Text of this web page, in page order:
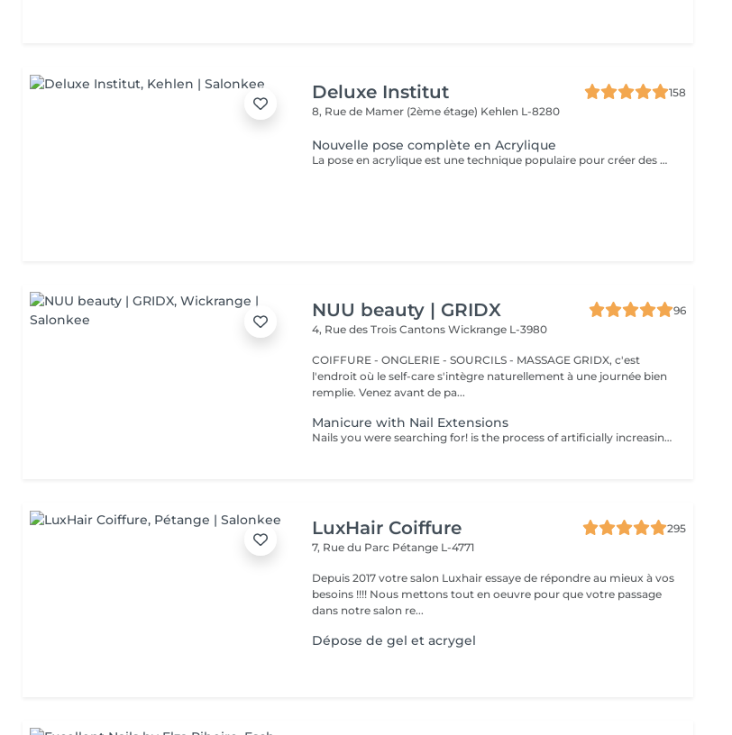
Deluxe Institut
158
8, Rue de Mamer (2ème étage) Kehlen L-8280
Nouvelle pose complète en Acrylique
La pose en acrylique est une technique populaire pour créer des ongles parfaits, durables et résistants. Elle permet de prolonger la longueur des ongles et d'obtenir une finition lisse et professionnelle. Ce soin est particulièrement recommandé pour celles qui souhaitent des ongles solides et durables. L'acrylique remplace le gel.
NUU beauty | GRIDX
96
4, Rue des Trois CantonsWickrange L-3980
COIFFURE - ONGLERIE - SOURCILS - MASSAGE GRIDX, c'est
l'endroit où le self-care s'intègre naturellement à une journée bien
remplie. Venez avant de pa...
Manicure with Nail Extensions
Nails you were searching for! is the process of artificially increasing the length of the nail using polygel material in order to correct the defects of the natural nail delamination and weakness of the nail plate. Our masters do edged, hardware, or combined manicure. How is polygel extension done? - removal of old semi-permanent (if needed) - rough skin is removed - the shape of the nail plate is corrected - the cuticle and side ridges are corrected - polygel is applied - semi-permanent nail polish is applied - cuticle oil and hand cream are applied Age restrictions: recommended to do from 16 years. Post procedure recommendations: there are no post recommendations for this procedure. Frequency: once in 3 weeks.
LuxHair Coiffure
295
7, Rue du Parc Pétange L-4771
Depuis 2017 votre salon Luxhair essaye de répondre au mieux à vos
besoins !!!! Nous mettons tout en oeuvre pour que votre passage
dans notre salon re...
Dépose de gel et acrygel